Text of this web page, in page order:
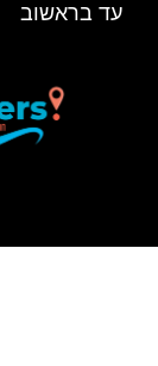
עד בראשוב